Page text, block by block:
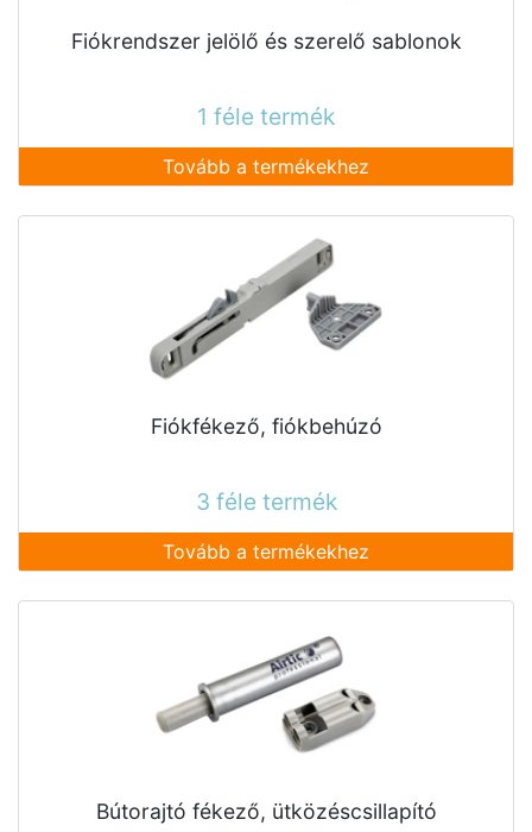
Fiókrendszer jelölő és szerelő sablonok
1 féle termék
Tovább a termékekhez
Fiókfékező, fiókbehúzó
3 féle termék
Tovább a termékekhez
Bútorajtó fékező, ütközéscsillapító